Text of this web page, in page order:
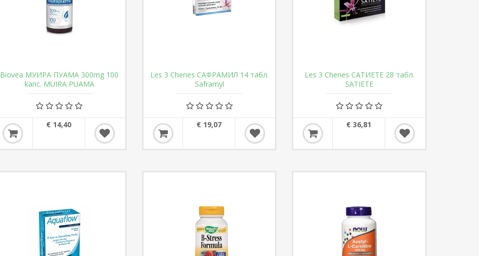
Biovea МУИРА ПУАМА 300mg 100
kaпс. MUIRA PUAMA
€ 14,40
Les 3 Chenes САФРАМИЛ 14 табл.
Saframyl
€ 19,07
Les 3 Chenes САТИЕТЕ 28 табл.
SATIETE
€ 36,81